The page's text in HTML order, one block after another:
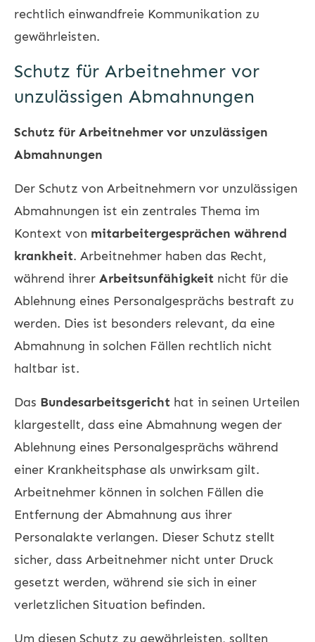
rechtlich einwandfreie Kommunikation zu
gewährleisten.
Schutz für Arbeitnehmer vor
unzulässigen Abmahnungen
Schutz für Arbeitnehmer vor unzulässigen
Abmahnungen
Der Schutz von Arbeitnehmern vor unzulässigen
Abmahnungen ist ein zentrales Thema im
Kontext von mitarbeitergesprächen während
krankheit. Arbeitnehmer haben das Recht,
während ihrer Arbeitsunfähigkeit nicht für die
Ablehnung eines Personalgesprächs bestraft zu
werden. Dies ist besonders relevant, da eine
Abmahnung in solchen Fällen rechtlich nicht
haltbar ist.
Das Bundesarbeitsgericht hat in seinen Urteilen
klargestellt, dass eine Abmahnung wegen der
Ablehnung eines Personalgesprächs während
einer Krankheitsphase als unwirksam gilt.
Arbeitnehmer können in solchen Fällen die
Entfernung der Abmahnung aus ihrer
Personalakte verlangen. Dieser Schutz stellt
sicher, dass Arbeitnehmer nicht unter Druck
gesetzt werden, während sie sich in einer
verletzlichen Situation befinden.
Um diesen Schutz zu gewährleisten, sollten